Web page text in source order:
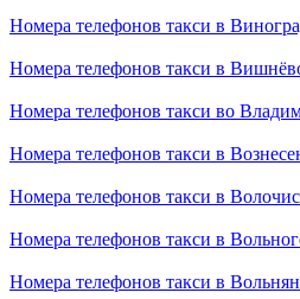
Номера телефонов такси в
Номера телефонов такси в
Номера телефонов такси во
Номера телефонов такси в
Номера телефонов такси в
Номера телефонов такси в
Номера телефонов такси в